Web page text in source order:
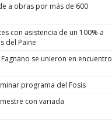
a obras por más de 600
con asistencia de un 100% a
del Paine
se unieron en encuentro
programa del Fosis
con variada